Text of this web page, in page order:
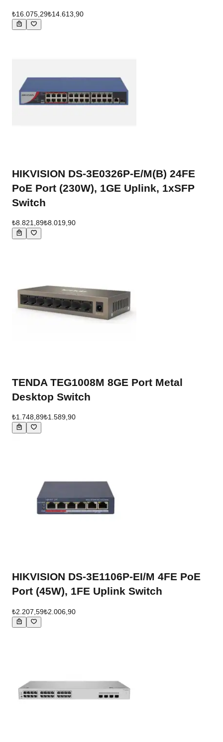
₺16.075,29₺14.613,90
HIKVISION DS-3E0326P-E/M(B) 24FE
PoE Port (230W), 1GE Uplink, 1xSFP
Switch
₺8.821,89₺8.019,90
TENDA TEG1008M 8GE Port Metal
Desktop Switch
₺1.748,89₺1.589,90
HIKVISION DS-3E1106P-EI/M 4FE PoE
Port (45W), 1FE Uplink Switch
₺2.207,59₺2.006,90